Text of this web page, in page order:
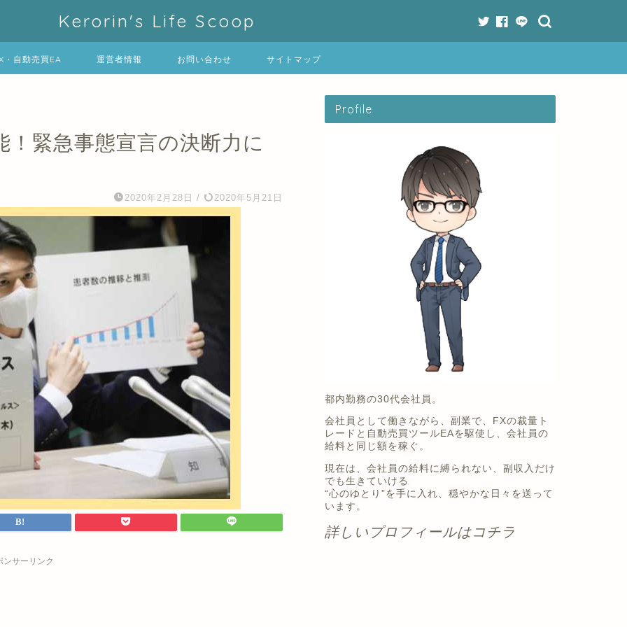
Kerorin's Life Scoop
・自動売買EA 運営者情報 お問い合わせ サイトマップ
緊急事態宣言の決断力に
2020年2月28日 / 2020年5月21日
ンサーリンク
Profile
都内勤務の30代会社員。
会社員として働きながら、副業で、FXの裁量ト
レードと自動売買ツールEAを駆使し、会社員の
給料と同じ額を稼ぐ。
現在は、会社員の給料に縛られない、副収入だけ
でも生きていける
“心のゆとり”を手に入れ、穏やかな日々を送って
います。
詳しいプロフィールはコチラ